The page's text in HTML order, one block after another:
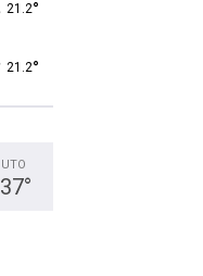
21.2°
21.2°
UTO
37°